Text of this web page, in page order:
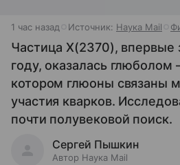
1 час назад Источник: Наука Mail
Частица X(2370), впервые
году, оказалась
котором глюоны связаны
участия кварков.
почти полувековой поиск.
Сергей Пышкин
Автор Наука Mail